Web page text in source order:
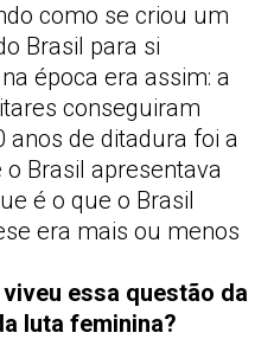
como se criou um
Brasil para si
época era assim: a
conseguiram
anos de ditadura foi a
Brasil apresentava
é o que o Brasil
era mais ou menos
essa questão da
luta feminina?